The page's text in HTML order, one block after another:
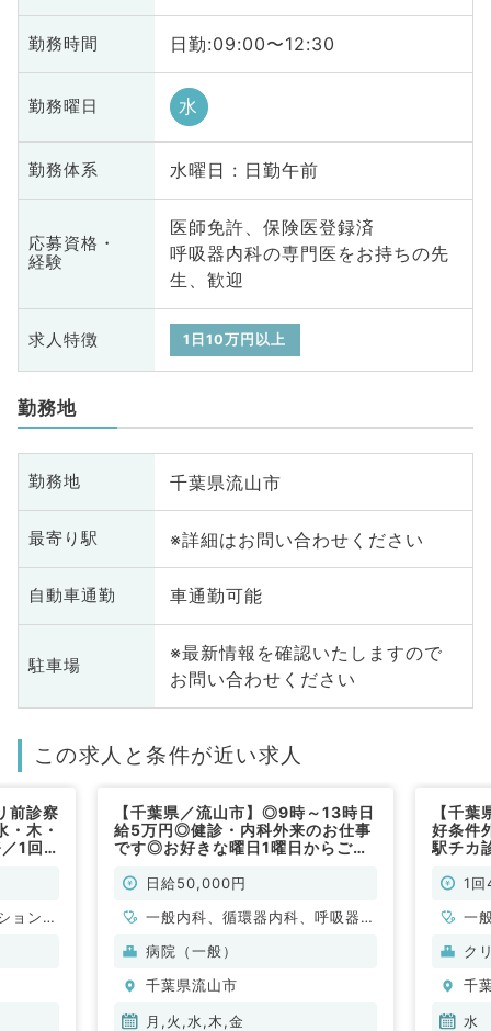
勤務時間 日勤:09:00〜12:30
勤務曜日 水
勤務体系 水曜日 : 日勤午前
応募資格・
経験
医師免許、保険医登録済
呼吸器内科の専門医をお持ちの先
生、歓迎
求人特徴 1日10万円以上
勤務地
勤務地 千葉県流山市
最寄り駅 ※詳細はお問い合わせください
自動車通勤 車通勤可能
駐車場
※最新情報を確認いたしますので
お問い合わせください
この求人と条件が近い求人
前診察
木・
1回
ョン
【千葉県／流山市】◎9時～13時日
給5万円◎健診・内科外来のお仕事
です◎お好きな曜日1曜日からご勤
日給50,000円
一般内科、循環器内科、呼吸器内
科、消化器内科
病院（一般）
千葉県流山市
月,火,水,木,金
【千
好条件
駅チカ
1
一
科
ク
千
水